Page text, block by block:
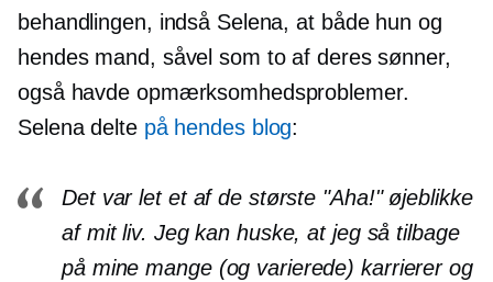
behandlingen, indså Selena, at både hun og
hendes mand, såvel som to af deres sønner,
også havde opmærksomhedsproblemer.
Selena delte på hendes blog:
Det var let et af de største "Aha!" øjeblikke
af mit liv. Jeg kan huske, at jeg så tilbage
på mine mange (og varierede) karrierer og